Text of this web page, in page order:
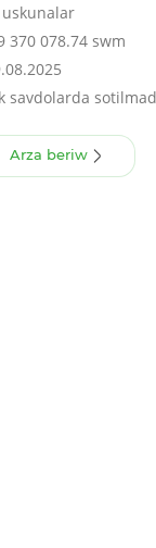
370 078.74 swm
savdolarda
Arza beriw